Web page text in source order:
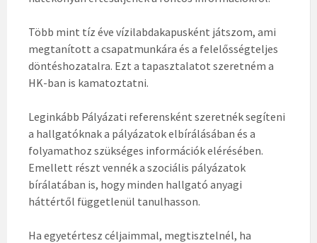
Több mint tíz éve vízilabdakapusként játszom, ami
megtanított a csapatmunkára és a felelősségteljes
döntéshozatalra. Ezt a tapasztalatot szeretném a
HK-ban is kamatoztatni.
Leginkább Pályázati referensként szeretnék segíteni
a hallgatóknak a pályázatok elbírálásában és a
folyamathoz szükséges információk elérésében.
Emellett részt vennék a szociális pályázatok
bírálatában is, hogy minden hallgató anyagi
háttértől függetlenül tanulhasson.
Ha egyetértesz céljaimmal, megtisztelnél, ha